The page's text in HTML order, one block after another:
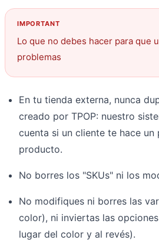
Lo que no debes hacer para que
problemas
En tu tienda externa, nunca
creado por TPOP: nuestro
cuenta si un cliente te hace un
producto.
No borres los "SKUs" ni los
No modifiques ni borres las
color), ni inviertas las
lugar del color y al revés).